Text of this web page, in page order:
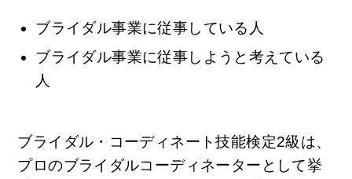
ブライダル事業に従事している人
ブライダル事業に従事しようと考えている
人
ブライダル・コーディネート技能検定2級は、
プロのブライダルコーディネーターとして挙